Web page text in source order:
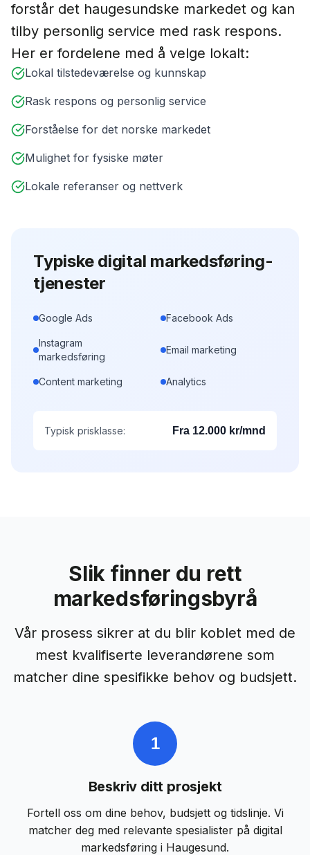
forstår det haugesundske markedet og kan
tilby personlig service med rask respons.
Her er fordelene med å velge lokalt:
Lokal tilstedeværelse og kunnskap
Rask respons og personlig service
Forståelse for det norske markedet
Mulighet for fysiske møter
Lokale referanser og nettverk
Typiske digital markedsføring-
tjenester
Google Ads Facebook Ads
Instagram
markedsføring
Email marketing
Content marketing Analytics
Typisk prisklasse: Fra 12.000 kr/mnd
Slik finner du rett
markedsføringsbyrå
Vår prosess sikrer at du blir koblet med de
mest kvalifiserte leverandørene som
matcher dine spesifikke behov og budsjett.
1
Beskriv ditt prosjekt
Fortell oss om dine behov, budsjett og tidslinje. Vi
matcher deg med relevante spesialister på digital
markedsføring i Haugesund.